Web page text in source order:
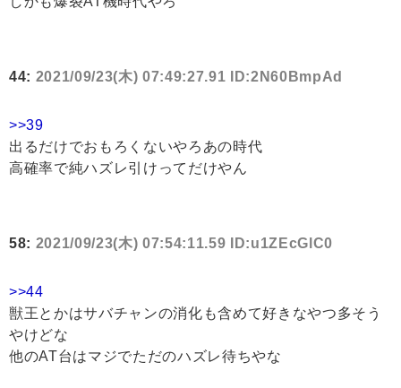
44: 2021/09/23(木) 07:49:27.91 ID:2N60BmpAd
>>39
出るだけでおもろくないやろあの時代
高確率で純ハズレ引けってだけやん
58: 2021/09/23(木) 07:54:11.59 ID:u1ZEcGlC0
>>44
獣王とかはサバチャンの消化も含めて好きなやつ多そう
やけどな
他のAT台はマジでただのハズレ待ちやな